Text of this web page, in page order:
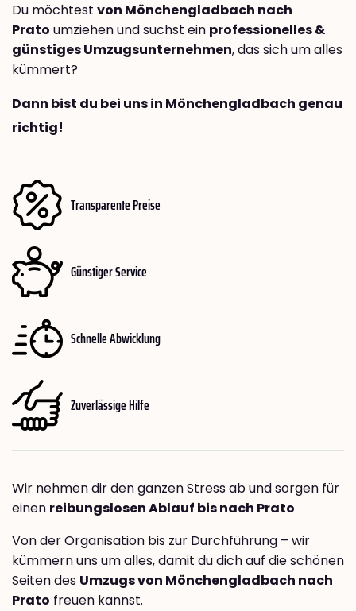
Du möchtest von Mönchengladbach nach
Prato umziehen und suchst ein professionelles &
günstiges Umzugsunternehmen, das sich um alles
kümmert?
Dann bist du bei uns in Mönchengladbach genau
richtig!
Transparente Preise
Günstiger Service
Schnelle Abwicklung
Zuverlässige Hilfe
Wir nehmen dir den ganzen Stress ab und sorgen für
einen reibungslosen Ablauf bis nach Prato
Von der Organisation bis zur Durchführung – wir
kümmern uns um alles, damit du dich auf die schönen
Seiten des Umzugs von Mönchengladbach nach
Prato freuen kannst.